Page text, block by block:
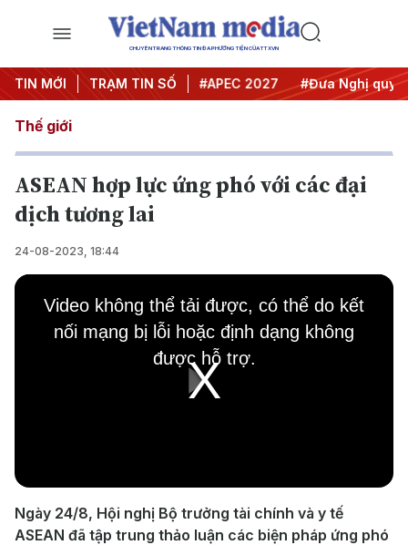
CHUYÊN TRANG THÔNG TIN ĐA PHƯƠNG TIỆN CỦA TTXVN
TIN MỚI TRẠM TIN SỐ
#Hội nghị Trung ương 3 #APEC 2027 #Đưa Nghị quyết
Thế giới
ASEAN hợp lực ứng phó với các đại
dịch tương lai
24-08-2023, 18:44
Play
Video
This
window.
Video không thể tải được, có thể do kết
nối mạng bị lỗi hoặc định dạng không
được hỗ trợ.
Ngày 24/8, Hội nghị Bộ trưởng tài chính và y tế
ASEAN đã tập trung thảo luận các biện pháp ứng phó